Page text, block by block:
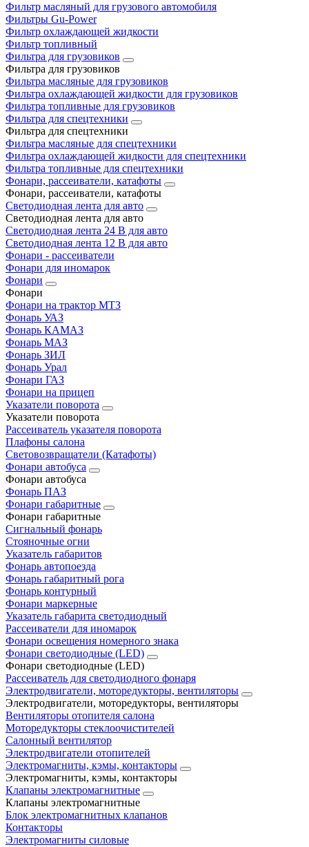
Фильтр масляный для грузового автомобиля
Фильтры Gu-Power
Фильтр охлаждающей жидкости
Фильтр топливный
Фильтра для грузовиков
Фильтра для грузовиков
Фильтра масляные для грузовиков
Фильтра охлаждающей жидкости для грузовиков
Фильтра топливные для грузовиков
Фильтра для спецтехники
Фильтра для спецтехники
Фильтра масляные для спецтехники
Фильтра охлаждающей жидкости для спецтехники
Фильтра топливные для спецтехники
Фонари, рассеиватели, катафоты
Фонари, рассеиватели, катафоты
Светодиодная лента для авто
Светодиодная лента для авто
Светодиодная лента 24 В для авто
Светодиодная лента 12 В для авто
Фонари - рассеиватели
Фонари для иномарок
Фонари
Фонари
Фонари на трактор МТЗ
Фонарь УАЗ
Фонарь КАМАЗ
Фонарь МАЗ
Фонарь ЗИЛ
Фонарь Урал
Фонари ГАЗ
Фонари на прицеп
Указатели поворота
Указатели поворота
Рассеиватель указателя поворота
Плафоны салона
Световозвращатели (Катафоты)
Фонари автобуса
Фонари автобуса
Фонарь ПАЗ
Фонари габаритные
Фонари габаритные
Сигнальный фонарь
Стояночные огни
Указатель габаритов
Фонарь автопоезда
Фонарь габаритный рога
Фонарь контурный
Фонари маркерные
Указатель габарита светодиодный
Рассеиватели для иномарок
Фонари освещения номерного знака
Фонари светодиодные (LED)
Фонари светодиодные (LED)
Рассеиватель для светодиодного фонаря
Электродвигатели, моторедукторы, вентиляторы
Электродвигатели, моторедукторы, вентиляторы
Вентиляторы отопителя салона
Моторедукторы стеклоочистителей
Салонный вентилятор
Электродвигатели отопителей
Электромагниты, кэмы, контакторы
Электромагниты, кэмы, контакторы
Клапаны электромагнитные
Клапаны электромагнитные
Блок электромагнитных клапанов
Контакторы
Электромагниты силовые